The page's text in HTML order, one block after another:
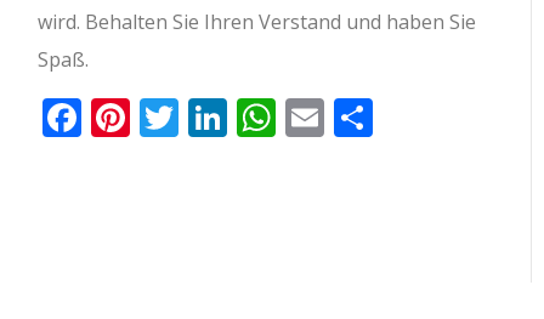
wird. Behalten Sie Ihren Verstand und haben Sie
Spaß.
Facebook
Pinterest
Twitter
LinkedIn
WhatsApp
Email